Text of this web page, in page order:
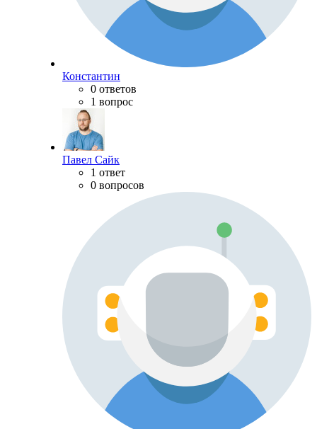
Константин
0 ответов
1 вопрос
Павел Сайк
1 ответ
0 вопросов